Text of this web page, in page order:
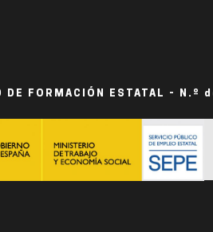
DE FORMACIÓN ESTATAL -